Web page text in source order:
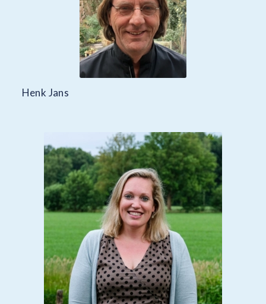
Henk Jans